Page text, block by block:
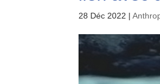
28 Déc 2022 |